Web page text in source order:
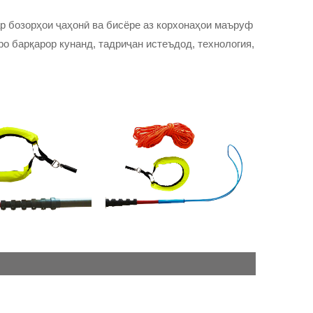
ҷаҳонӣ ва бисёре аз корхонаҳои маъруф
барқарор кунанд, тадриҷан истеъдод, технология,